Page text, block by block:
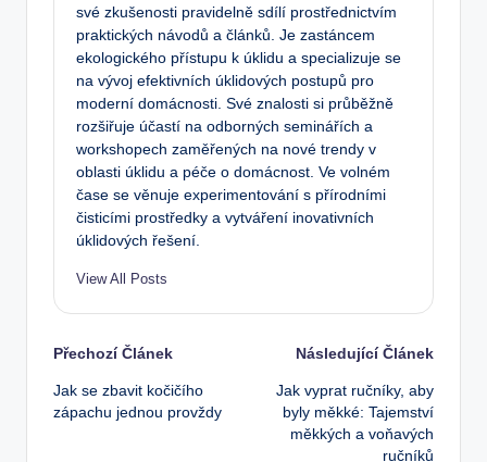
své zkušenosti pravidelně sdílí prostřednictvím
praktických návodů a článků. Je zastáncem
ekologického přístupu k úklidu a specializuje se
na vývoj efektivních úklidových postupů pro
moderní domácnosti. Své znalosti si průběžně
rozšiřuje účastí na odborných seminářích a
workshopech zaměřených na nové trendy v
oblasti úklidu a péče o domácnost. Ve volném
čase se věnuje experimentování s přírodními
čisticími prostředky a vytváření inovativních
úklidových řešení.
View All Posts
Post
navigation
Přechozí Článek
Jak se zbavit kočičího
zápachu jednou provždy
Následující Článek
Jak vyprat ručníky, aby
byly měkké: Tajemství
měkkých a voňavých
ručníků